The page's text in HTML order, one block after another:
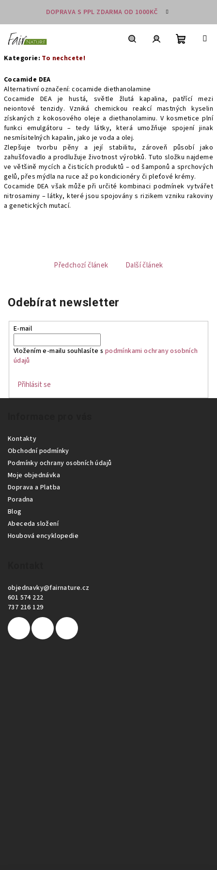
obsah
DOPRAVA S PPL ZDARMA OD 1000KČ
Nákupní
Kategorie: To nechcete!
Cocamide DEA
Alternativní označení: cocamide diethanolamine
Cocamide DEA je hustá, světle žlutá kapalina, patřící mezi
neiontové tenzidy. Vzniká chemickou reakcí mastných kyselin
získaných z kokosového oleje a diethanolaminu. V kosmetice plní
funkci emulgátoru – tedy látky, která umožňuje spojení jinak
nesmísitelných kapalin, jako je voda a olej.
Zlepšuje tvorbu pěny a její stabilitu, zároveň působí jako
zahušťovadlo a prodlužuje životnost výrobků. Tuto složku najdeme
ve většině mycích a čisticích produktů – od šamponů a sprchových
gelů, přes mýdla na ruce až po kondicionéry či pleťové krémy.
Cocamide DEA však může při určité kombinaci podmínek vytvářet
nitrosaminy – látky, které jsou spojovány s rizikem vzniku rakoviny
a genetických mutací.
Předchozí článek Další článek
Odebírat newsletter
E-mail
Vložením e-mailu souhlasíte s podmínkami ochrany osobních
údajů
Přihlásit se
Kontakty
Obchodní podmínky
Podmínky ochrany osobních údajů
Moje objednávka
Doprava a Platba
Poradna
Blog
Abeceda složení
Houbová encyklopedie
objednavky@fairnature.cz
601 574 222
737 216 129